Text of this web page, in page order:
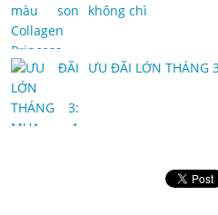
không chì
ƯU ĐÃI LỚN THÁNG